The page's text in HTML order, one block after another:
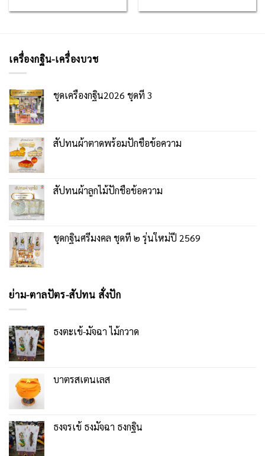
เครื่องกฐิน-เครื่องบวช
ชุดเครื่องกฐิน2026 ชุดที่ 3
สัปทนผ้าตาดพร้อมปักชื่อข้อความ
สัปทนผ้าลูกไม้ปักชื่อข้อความ
ชุดกฐินศรีมงคล ชุดที่ ๒ รุ่นใหม่ปี 2569
ย่าม-ตาลปัตร-สัปทน สั่งปัก
ธงตะเข้-มัจฉา ไม้กวาด
บาตรสเตนเลส
ธงจรเข้ ธงมัจฉา ธงกฐิน